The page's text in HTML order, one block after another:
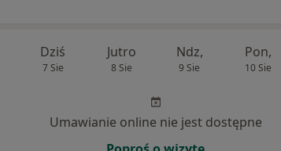
Dziś
7 Sie
Jutro
8 Sie
Ndz,
9 Sie
Pon,
10 Sie
Umawianie online nie jest dostępne